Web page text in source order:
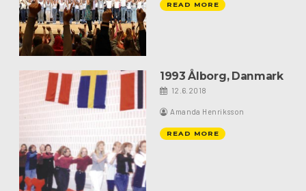
READ MORE
1993 Ålborg, Danmark
12.6.2018
Amanda Henriksson
READ MORE